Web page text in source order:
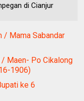
di Cianjur
/ Mama Sabandar
/ Maen- Po Cikalong
1906)
ke 6